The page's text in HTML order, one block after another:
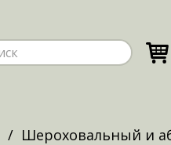
Шероховальный и